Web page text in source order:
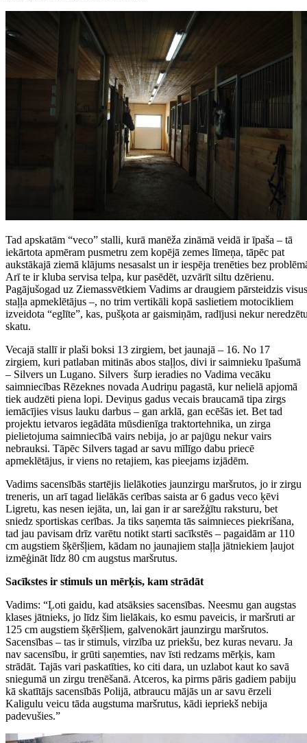
Tad apskatām “veco” stalli, kurā manēža zināmā veidā ir īpaša – tā
iekārtota apmēram pusmetru zem kopējā zemes līmeņa, tāpēc pat
aukstākajā ziemā klājums nesasalst un ir iespēja trenēties bez
Arī te ir kluba servisa telpa, kur pasēdēt, uzvārīt siltu dzērienu.
Pagājušogad uz Ziemassvētkiem Vadims ar draugiem pārsteidzis visus
staļļa apmeklētājus –, no trim vertikāli kopā saslietiem motocikliem
izveidota “eglīte”, kas, pušķota ar gaismiņām, radījusi nekur
skatu.
Vecajā stallī ir plaši boksi 13 zirgiem, bet jaunajā – 16. No 17
zirgiem, kuri patlaban mitinās abos staļļos, divi ir saimnieku īpašumā
– Silvers un Lugano. Silvers šurp ieradies no Vadima vecāku
saimniecības Rēzeknes novada Audriņu pagastā, kur nelielā apjomā
tiek audzēti piena lopi. Deviņus gadus vecais braucamā tipa zirgs
iemācījies visus lauku darbus – gan arklā, gan ecēšās iet. Bet tad
projektu ietvaros iegādāta mūsdienīga traktortehnika, un zirga
pielietojuma saimniecībā vairs nebija, jo ar pajūgu nekur vairs
nebrauksi. Tāpēc Silvers tagad ar savu mīlīgo dabu priecē
apmeklētājus, ir viens no retajiem, kas pieejams izjādēm.
Vadims sacensībās startējis lielākoties jaunzirgu maršrutos, jo ir zirgu
treneris, un arī tagad lielākās cerības saista ar 6 gadus veco ķēvi
Ligretu, kas nesen iejāta, un, lai gan ir ar sarežģītu raksturu, bet
sniedz sportiskas cerības. Ja tiks saņemta tās saimnieces piekrišana,
tad jau pavisam drīz varētu notikt starti sacīkstēs – pagaidām ar 110
cm augstiem šķēršļiem, kādam no jaunajiem staļļa jātniekiem ļaujot
izmēģināt līdz 80 cm augstus maršrutus.
Sacīkstes ir stimuls un mērķis, kam strādāt
Vadims: “Ļoti gaidu, kad atsāksies sacensības. Neesmu gan augstas
klases jātnieks, jo līdz šim lielākais, ko esmu paveicis, ir maršruti ar
125 cm augstiem šķēršļiem, galvenokārt jaunzirgu maršrutos.
Sacensības – tas ir stimuls, virzība uz priekšu, bez kuras nevaru. Ja
nav sacensību, ir grūti saņemties, nav īsti redzams mērķis, kam
strādāt. Tajās vari paskatīties, ko citi dara, un uzlabot kaut ko savā
sniegumā un zirgu trenēšanā. Atceros, ka pirms pāris gadiem pabiju
kā skatītājs sacensībās Polijā, atbraucu mājās un ar savu ērzeli
Kaligulu veicu tāda augstuma maršrutus, kādi iepriekš nebija
padevušies.”